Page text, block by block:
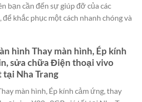
bạn cần đến sự giúp đỡ của các
khắc phục một cách nhanh chóng và
hình Thay màn hình, Ép kính
sửa chữa Điện thoại vivo
tại Nha Trang
màn hình, Ép kính cảm ứng, thay